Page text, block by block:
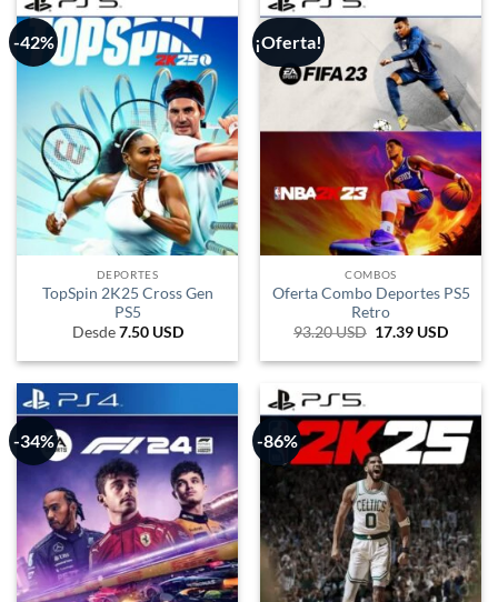
-42%
DEPORTES
TopSpin 2K25 Cross Gen
PS5
Desde7.50 USD
¡Oferta!
COMBOS
Oferta Combo Deportes PS5
Retro
93.20USD El
original
17.39 USD
actual
-34% -86%